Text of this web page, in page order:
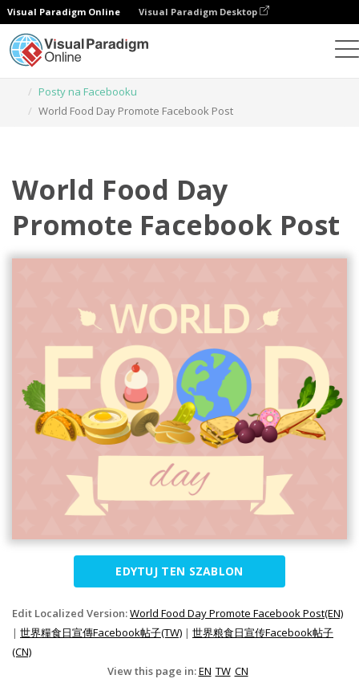
Visual Paradigm Online Visual Paradigm Desktop
Posty na Facebooku
World Food Day Promote Facebook Post
World Food Day
Promote Facebook Post
EDYTUJ TEN SZABLON
Edit Localized Version:World Food Day Promote Facebook Post(EN)
| 世界糧食日宣傳Facebook帖子(TW) | 世界粮食日宣传Facebook帖子
(CN)
View this page in:EN TW CN